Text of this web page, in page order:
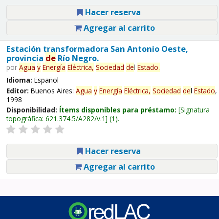
Hacer reserva
Agregar al carrito
Estación transformadora San Antonio Oeste,
provincia deRío Negro.
por Agua y Energía Eléctrica, Sociedad del Estado.
Idioma: Español
Editor: Buenos Aires: Agua y Energía Eléctrica, Sociedad del Estado,
1998
Disponibilidad: Ítems disponibles para préstamo: Signatura
topográfica: 621.374.5/A282/v.1 (1).
Hacer reserva
Agregar al carrito